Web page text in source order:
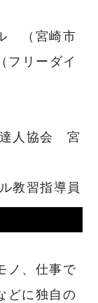
（宮崎市
フリーダイ
達人協会 宮
教習指導員
ノ、仕事で
どに独自の